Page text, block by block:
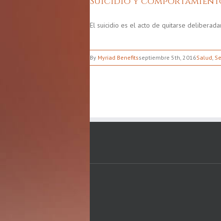
El suicidio es el acto de quitarse
By Myriad Benefitsseptiembre 5th, 2016Salud